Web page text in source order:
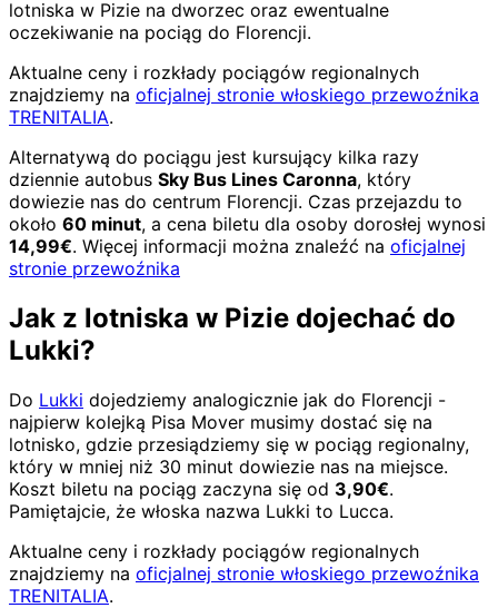
lotniska w Pizie na dworzec oraz ewentualne
oczekiwanie na pociąg do Florencji.
Aktualne ceny i rozkłady pociągów regionalnych
znajdziemy na oficjalnej stronie włoskiego przewoźnika
TRENITALIA.
Alternatywą do pociągu jest kursujący kilka razy
dziennie autobus Sky Bus Lines Caronna, który
dowiezie nas do centrum Florencji. Czas przejazdu to
około 60 minut, a cena biletu dla osoby dorosłej wynosi
14,99€. Więcej informacji można znaleźć na oficjalnej
stronie przewoźnika
Jak z lotniska w Pizie dojechać do
Lukki?
Do Lukki dojedziemy analogicznie jak do Florencji -
najpierw kolejką Pisa Mover musimy dostać się na
lotnisko, gdzie przesiądziemy się w pociąg regionalny,
który w mniej niż 30 minut dowiezie nas na miejsce.
Koszt biletu na pociąg zaczyna się od 3,90€.
Pamiętajcie, że włoska nazwa Lukki to Lucca.
Aktualne ceny i rozkłady pociągów regionalnych
znajdziemy na oficjalnej stronie włoskiego przewoźnika
TRENITALIA.